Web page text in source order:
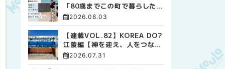
「80歳までこの町で暮らした
い」 標津高校で踏み出した、
私らしい生き方
2026.08.03
【連載VOL.82】KOREA DO?
江陵編【神を迎え、人をつなぐ
時間 ― 江陵端午祭 】
2026.07.31